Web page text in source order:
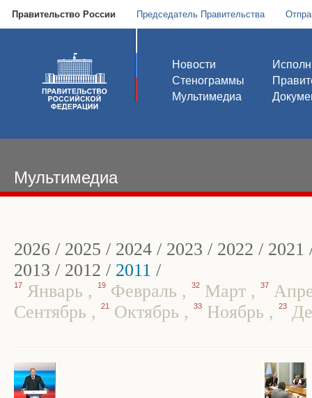
Правительство России Председатель Правительства
Новости
Стенограммы
Мультимедиа
Мультимедиа
2026 / 2025 / 2024 / 2023 / 2022 / 2021
2013 / 2012 / 2011 /
17 Январь , 19 Февраль , 32 Март , 37
Сентябрь , 21 Октябрь , 33 Ноябрь , 23